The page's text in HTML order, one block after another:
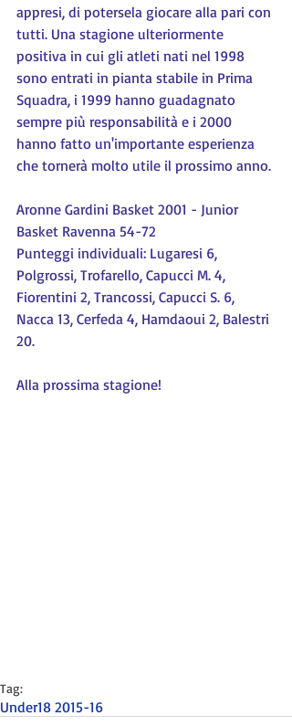
appresi, di potersela giocare alla pari con
tutti. Una stagione ulteriormente
positiva in cui gli atleti nati nel 1998
sono entrati in pianta stabile in Prima
Squadra, i 1999 hanno guadagnato
sempre più responsabilità e i 2000
hanno fatto un'importante esperienza
che tornerà molto utile il prossimo anno.
Aronne Gardini Basket 2001 - Junior
Basket Ravenna 54-72
Punteggi individuali: Lugaresi 6,
Polgrossi, Trofarello, Capucci M. 4,
Fiorentini 2, Trancossi, Capucci S. 6,
Nacca 13, Cerfeda 4, Hamdaoui 2, Balestri
20.
Alla prossima stagione!
Tag:
Under18 2015-16